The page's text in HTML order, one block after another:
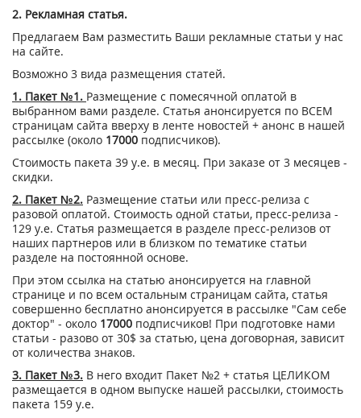
2. Рекламная статья.
Предлагаем Вам разместить Ваши рекламные статьи у нас
на сайте.
Возможно 3 вида размещения статей.
1. Пакет №1. Размещение с помесячной оплатой в
выбранном вами разделе. Статья анонсируется по ВСЕМ
страницам сайта вверху в ленте новостей + анонс в нашей
рассылке (около 17000 подписчиков).
Стоимость пакета 39 у.е. в месяц. При заказе от 3 месяцев -
скидки.
2. Пакет №2. Размещение статьи или пресс-релиза с
разовой оплатой. Стоимость одной статьи, пресс-релиза -
129 у.е. Статья размещается в разделе пресс-релизов от
наших партнеров или в близком по тематике статьи
разделе на постоянной основе.
При этом ссылка на статью анонсируется на главной
странице и по всем остальным страницам сайта, статья
совершенно бесплатно анонсируется в рассылке "Сам себе
доктор" - около 17000 подписчиков! При подготовке нами
статьи - разово от 30$ за статью, цена договорная, зависит
от количества знаков.
3. Пакет №3. В него входит Пакет №2 + статья ЦЕЛИКОМ
размещается в одном выпуске нашей рассылки, стоимость
пакета 159 у.е.